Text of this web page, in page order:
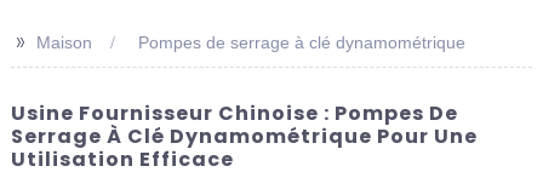
>> Maison Pompes de serrage à clé dynamométrique
Usine Fournisseur Chinoise : Pompes De
Serrage À Clé Dynamométrique Pour Une
Utilisation Efficace